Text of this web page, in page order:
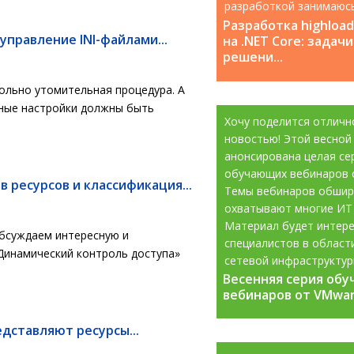
INI-файлами...
утомительная процедура. А
настройки должны быть
ресурсов и классификация...
интересную и
контроль доступа»
ресурсы...
Разработка
на .NET Core:
решени...
разработкой
с 2008 года....
Весенняя серия
вебинаров от
Хочу поделится
новостью! Этой весной
анонсирована целая
обучающих вебинаров
Темы вебинаров
охватывают многие
Материал будет
специалистов в
сетевой
информационной...
Весенняя серия
вебинаров от